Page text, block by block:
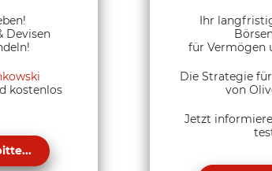
Devisen
kostenlos
Ihr
für Vermögen
Die Strategie
von
Jetzt